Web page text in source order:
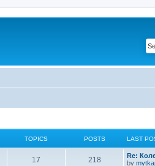
TOPICS POSTS LAST
17 218
Re:
by